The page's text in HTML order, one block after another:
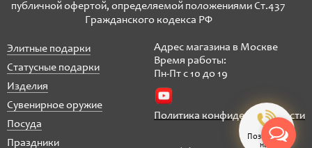
Позвонить
нам
публичной офертой, определяемой положениями Ст.437
Гражданского кодекса РФ
Элитные подарки
Статусные подарки
Изделия
Сувенирное оружие
Посуда
Праздники
Адрес магазина в Москве
Время работы:
Пн-Пт с 10 до 19
Политика конфиденциальности